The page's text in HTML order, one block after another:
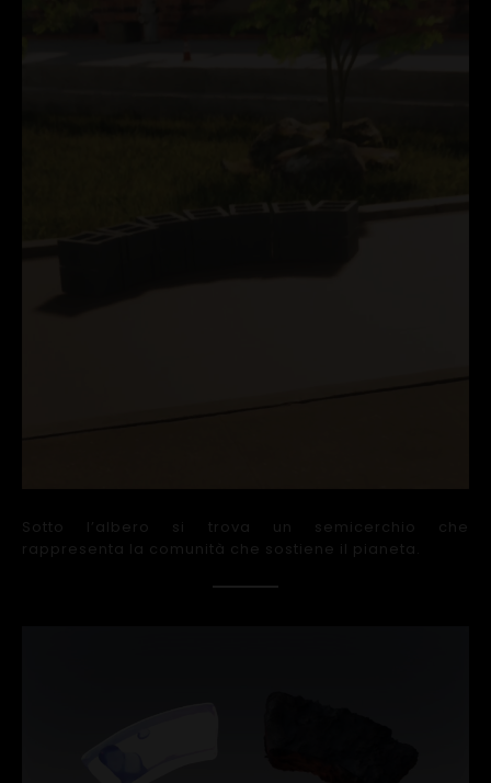
Sotto l’albero si trova un semicerchio che
rappresenta la comunità che sostiene il pianeta.